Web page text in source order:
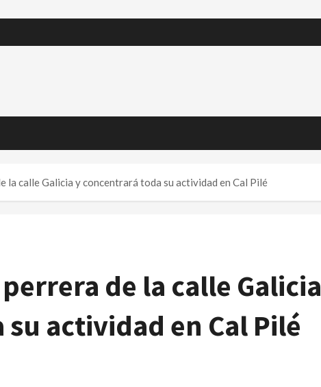
la calle Galicia y concentrará toda su actividad en Cal Pilé
de la calle Galicia
actividad en Cal Pilé